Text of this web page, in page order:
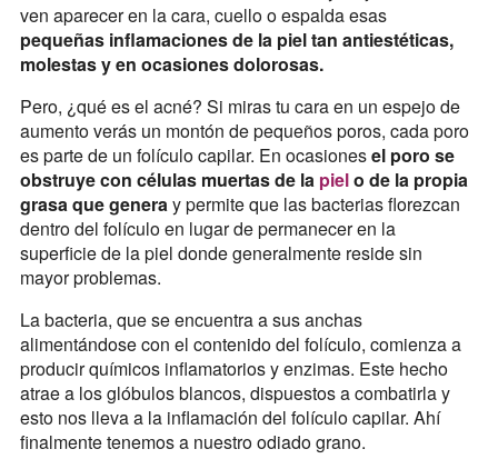
ven aparecer en la cara, cuello o espalda esas
pequeñas inflamaciones de la piel tan antiestéticas,
molestas y en ocasiones dolorosas.
Pero, ¿qué es el acné? Si miras tu cara en un espejo de
aumento verás un montón de pequeños poros, cada poro
es parte de un folículo capilar. En ocasionesel poro se
obstruye con células muertas de la pielo de la propia
grasa que generay permite que las bacterias florezcan
dentro del folículo en lugar de permanecer en la
superficie de la piel donde generalmente reside sin
mayor problemas.
La bacteria, que se encuentra a sus anchas
alimentándose con el contenido del folículo, comienza a
producir químicos inflamatorios y enzimas. Este hecho
atrae a los glóbulos blancos, dispuestos a combatirla y
esto nos lleva a la inflamación del folículo capilar. Ahí
finalmente tenemos a nuestro odiado grano.